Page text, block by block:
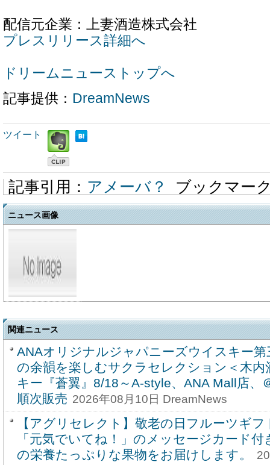
配信元企業：上妻酒造株式会社
プレスリリース詳細へ
ドリームニューストップへ
記事提供： DreamNews
ツイート
記事引用： アメーバ？ ブックマー
ニュース画像
関連ニュース
ANAオリジナルジャパニーズウイスキー
の余韻を楽しむサクラセレクション＜木内
キー『蒼翼』8/18～A-style、ANA Mall店、
順次販売 2026年08月10日 DreamNews
【アグリセレクト】敬老の日フルーツギ
「元気でいてね！」のメッセージカード
の栄養たっぷりな果物をお届けします。